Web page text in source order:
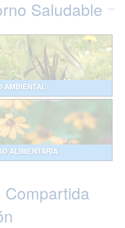
Saludable
AMBIENTAL
ALIMENTARIA
Compartida